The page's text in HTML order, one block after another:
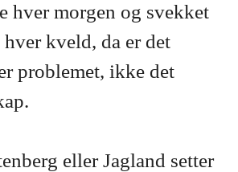
hver morgen og svekket
kveld, da er det
problemet, ikke det
eller Jagland setter